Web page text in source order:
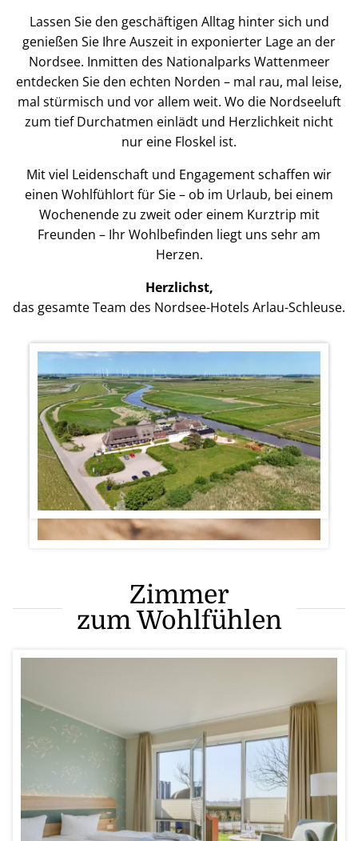
Lassen Sie den geschäftigen Alltag hinter sich und
genießen Sie Ihre Auszeit in exponierter Lage an der
Nordsee. Inmitten des Nationalparks Wattenmeer
entdecken Sie den echten Norden – mal rau, mal leise,
mal stürmisch und vor allem weit. Wo die Nordseeluft
zum tief Durchatmen einlädt und Herzlichkeit nicht
nur eine Floskel ist.
Mit viel Leidenschaft und Engagement schaffen wir
einen Wohlfühlort für Sie – ob im Urlaub, bei einem
Wochenende zu zweit oder einem Kurztrip mit
Freunden – Ihr Wohlbefinden liegt uns sehr am
Herzen.
Herzlichst,
das gesamte Team des Nordsee-Hotels Arlau-Schleuse.
Zimmer
zum Wohlfühlen